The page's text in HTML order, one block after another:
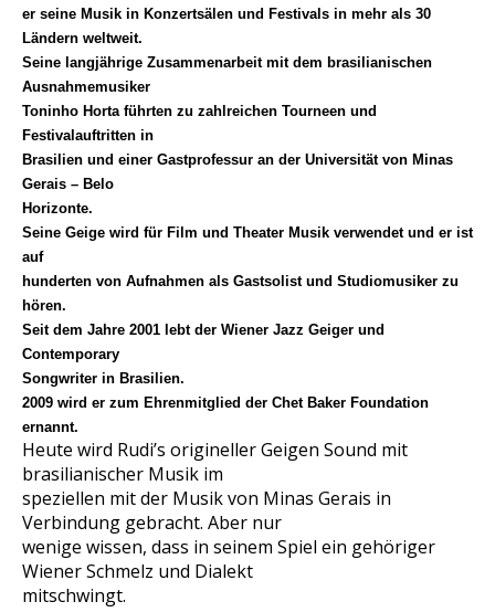
er seine Musik in Konzertsälen und Festivals in mehr als 30
Ländern weltweit.
Seine langjährige Zusammenarbeit mit dem brasilianischen
Ausnahmemusiker
Toninho Horta führten zu zahlreichen Tourneen und
Festivalauftritten in
Brasilien und einer Gastprofessur an der Universität von Minas
Gerais – Belo
Horizonte.
Seine Geige wird für Film und Theater Musik verwendet und er ist
auf
hunderten von Aufnahmen als Gastsolist und Studiomusiker zu
hören.
Seit dem Jahre 2001 lebt der Wiener Jazz Geiger und
Contemporary
Songwriter in Brasilien.
2009 wird er zum Ehrenmitglied der Chet Baker Foundation
ernannt.
Heute wird Rudi’s origineller Geigen Sound mit
brasilianischer Musik im
speziellen mit der Musik von Minas Gerais in
Verbindung gebracht. Aber nur
wenige wissen, dass in seinem Spiel ein gehöriger
Wiener Schmelz und Dialekt
mitschwingt.